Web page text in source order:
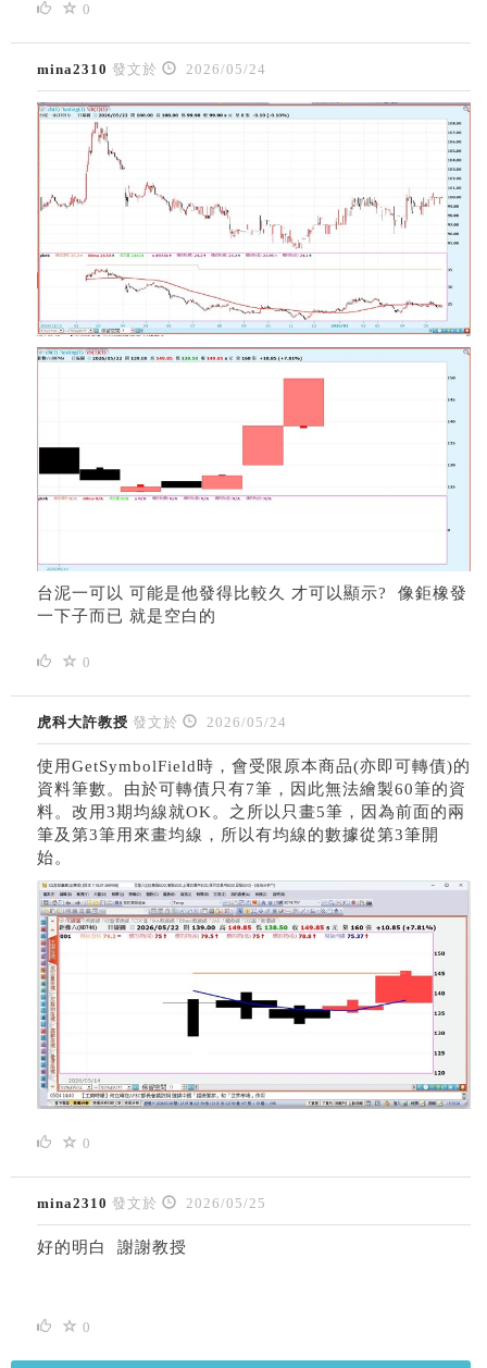
0
mina2310 發文於 2026/05/24
台泥一可以 可能是他發得比較久 才可以顯示? 像鉅橡發
一下子而已 就是空白的
0
虎科大許教授 發文於 2026/05/24
使用GetSymbolField時，會受限原本商品(亦即可轉債)的
資料筆數。由於可轉債只有7筆，因此無法繪製60筆的資
料。改用3期均線就OK。之所以只畫5筆，因為前面的兩
筆及第3筆用來畫均線，所以有均線的數據從第3筆開
始。
0
mina2310 發文於 2026/05/25
好的明白 謝謝教授
0